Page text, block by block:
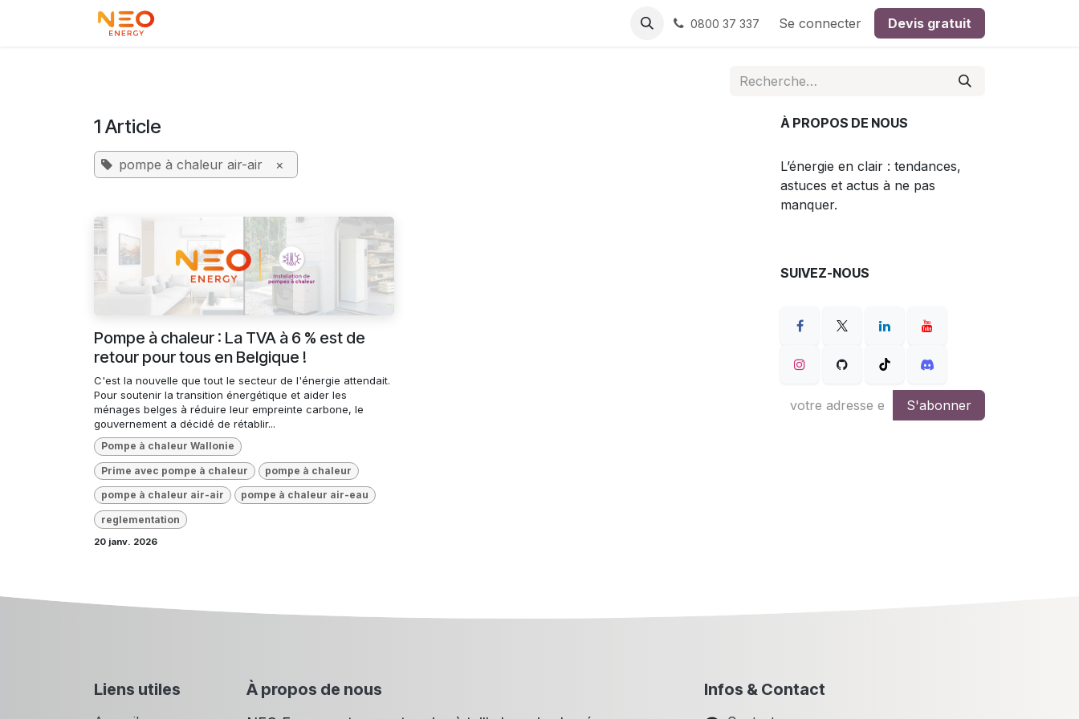
Se rendre au contenu
0800 37 337 Se connecter Devis gratuit
1 Article
pompe à chaleur air-air ×
Pompe à chaleur : La TVA à 6 % est de
retour pour tous en Belgique !
C'est la nouvelle que tout le secteur de l'énergie attendait.
Pour soutenir la transition énergétique et aider les
ménages belges à réduire leur empreinte carbone, le
gouvernement a décidé de rétablir...
Pompe à chaleur Wallonie
Prime avec pompe à chaleur pompe à chaleur
pompe à chaleur air-air pompe à chaleur air-eau
reglementation
20 janv. 2026
À PROPOS DE NOUS
L’énergie en clair : tendances,
astuces et actus à ne pas
manquer.
SUIVEZ-NOUS
S'abonner
Liens utiles À propos de nous Infos & Contact